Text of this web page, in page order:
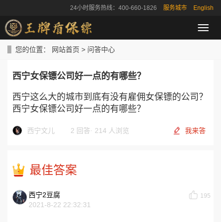
24小时服务热线：400-660-1826 服务城市 English
导
航
您的位置： 网站首页 > 问答中心
西宁女保镖公司好一点的有哪些？
西宁这么大的城市到底有没有雇佣女保镖的公司？
西宁女保镖公司好一点的有哪些？
西宁文儿 2 回答· 214 人浏览 我来答
最佳答案
西宁2豆腐
2021-8-22 22:32:31
195